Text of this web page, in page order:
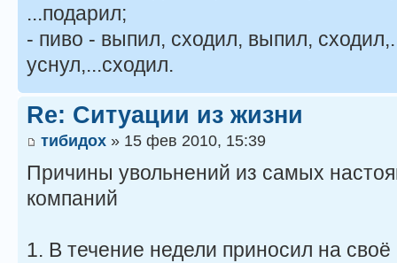
...подарил;
- пиво - выпил, сходил, выпил,
уснул,...сходил.
Re: Ситуации из жизни
тибидох » 15 фев 2010, 15:39
Причины увольнений из самых
компаний
1. В течение недели приносил на